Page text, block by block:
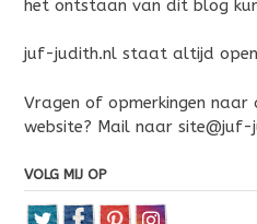
het ontstaan van dit blog
juf-judith.nl staat altijd
Vragen of opmerkingen naar
website? Mail naar site@juf-
VOLG MIJ OP